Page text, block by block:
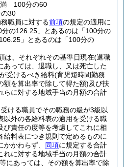
満 100分の60
30
職員に対する前項の規定の適用に
分の126.25」とあるのは「100分の
」とあるのは「100分の
は、それぞれその基準日現在(退職
あっては、退職し、又は死亡した
受けるべき給料(育児短時間勤務
額を算出率で除して得た額)及び扶
らに対する地域手当の月額の合計
ける職員でその職務の級が3級以
以外の各給料表の適用を受ける職
び責任の度等を考慮してこれに相
給料表につき規則で定めるものに
かかわらず、 同項に規定する合計
れに対する地域手当の月額の合計
にあっては、その額を算出率で除